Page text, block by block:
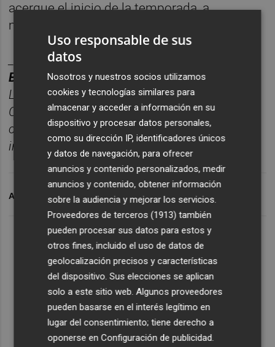
acerque el inicio de la temporada, a
mediados de junio.
BOLET ÍN TITULARES CASTELLÓN PLAZA.
Las noticias más relevantes del día en
Castellón, reunidas cada mañana en un solo
correo para empezar el día
informado. Suscríbetegratis al boletín aqu
ARCHIVADO EN MONCÓFAR
Uso responsable de sus
datos
Nosotros y nuestros socios utilizamos
cookies y tecnologías similares para
almacenar y acceder a información en su
dispositivo y procesar datos personales,
como su dirección IP, identificadores únicos
y datos de navegación, para ofrecer
anuncios y contenido personalizados, medir
anuncios y contenido, obtener información
sobre la audiencia y mejorar los servicios.
Proveedores de terceros (1913) también
pueden procesar sus datos para estos y
otros fines, incluido el uso de datos de
geolocalización precisos y características
del dispositivo. Sus elecciones se aplican
solo a este sitio web. Algunos proveedores
pueden basarse en el interés legítimo en
lugar del consentimiento; tiene derecho a
oponerse enConfiguración de publicidad